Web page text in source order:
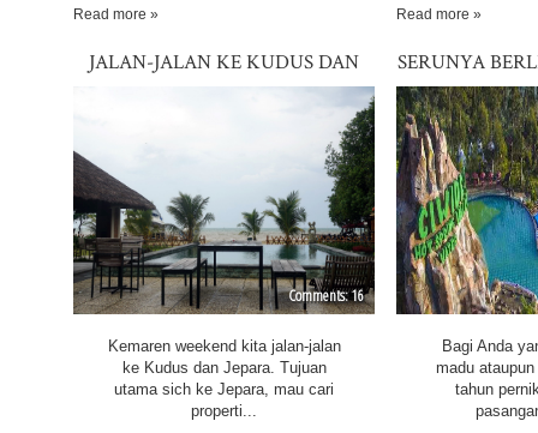
Read more » Read more »
JALAN-JALAN KE KUDUS DAN
Kemaren weekend kita jalan-jalan
ke Kudus dan Jepara. Tujuan
utama sich ke Jepara, mau cari
properti...
16
SERUNYA
VALLEY
Bagi Anda
madu
tahun